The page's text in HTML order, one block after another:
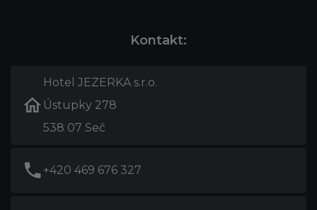
Kontakt:
Hotel JEZERKA s.r.o.
Ústupky 278
538 07 Seč
+420 469 676 327